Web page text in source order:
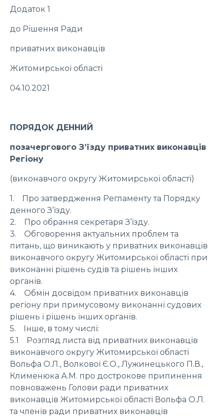
Додаток 1
до Рішення Ради
приватних виконавців
Житомирської області
04.10.2021
ПОРЯДОК ДЕННИЙ
позачергового З’їзду приватних виконавців
Регіону
(виконавчого округу Житомирської області)
1. Про затвердження Регламенту та Порядку
денного З’їзду.
2. Про обрання секретаря З’їзду.
3. Обговорення актуальних проблем та
питань, що виникають у приватних виконавців
виконавчого округу Житомирської області при
виконанні рішень судів та рішень інших
органів.
4. Обмін досвідом приватних виконавців
регіону при примусовому виконанні судових
рішень і рішень інших органів.
5. Інше, в тому числі:
5.1 Розгляд листа від приватних виконавців
виконавчого округу Житомирської області
Вольфа О.Л., Волкової Є.О., Лужинецького П.В.,
Клименюка А.М. про дострокове припинення
повноважень Голови ради приватних
виконавців Житомирської області Вольфа О.Л.
та членів ради приватних виконавців